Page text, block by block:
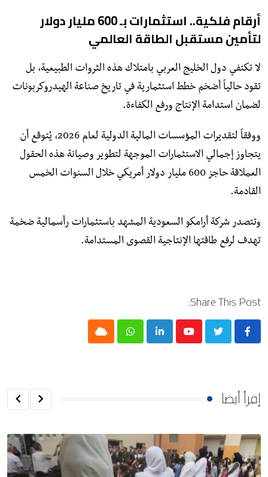
أرقام فلكية.. استثمارات بـ 600 مليار دولار
لتأمين مستقبل الطاقة العالمي
لا تكتفي دول الخليج العربي بامتلاك هذه الثروات الطبيعية، بل
تقود حالياً أضخم خطط استثمارية في تاريخ صناعة الهيدروكربونات
لضمان استدامة الإنتاج ورفع الكفاءة.
ووفقاً لتقديرات المؤسسات المالية الدولية لعام 2026، يُتوقع أن
يتجاوز إجمالي الاستثمارات الموجهة لتطوير وصيانة هذه الحقول
العملاقة حاجز 600 مليار دولار أمريكي خلال السنوات الخمس
القادمة.
وتتصدر شركة أرامكو السعودية المشهد باستثمارات رأسمالية ضخمة
تهدف لرفع طاقتها الإنتاجية القصوى المستدامة.
Share This Post:
Youtube
LinkedIn
Whatsapp
Cloud
إقرأ أيضا